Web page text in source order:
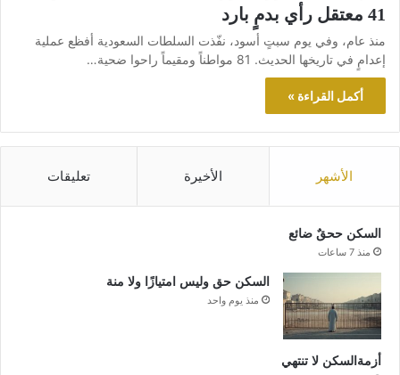
41 معتقل رأي بدمٍ بارد
منذ عام، وفي يوم سبتٍ أسود، نفّذت السلطات السعودية أفظع عملية
إعدامٍ في تاريخها الحديث. 81 مواطناً ومقيماً راحوا ضحية…
أكمل القراءة »
الأشهر الأخيرة تعليقات
السكن ححقٌ ضائع
منذ 7 ساعات
السكن حق وليس امتيازًا ولا منة
منذ يوم واحد
أزمةالسكن لا تنتهي